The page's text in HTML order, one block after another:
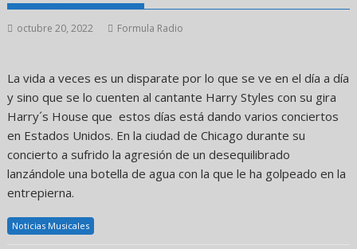
octubre 20, 2022 Formula Radio
La vida a veces es un disparate por lo que se ve en el día a día
y sino que se lo cuenten al cantante Harry Styles con su gira
Harry´s House que estos días está dando varios conciertos
en Estados Unidos. En la ciudad de Chicago durante su
concierto a sufrido la agresión de un desequilibrado
lanzándole una botella de agua con la que le ha golpeado en la
entrepierna.
Noticias Musicales